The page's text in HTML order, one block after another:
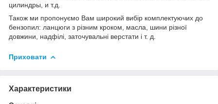
цилиндры, и т.д.
Також ми пропонуємо Вам широкий вибір комплектуючих до
бензопил: ланцюги з різним кроком, масла, шини різної
довжини, надфілі, заточувальні верстати і т. д.
Приховати
Характеристики